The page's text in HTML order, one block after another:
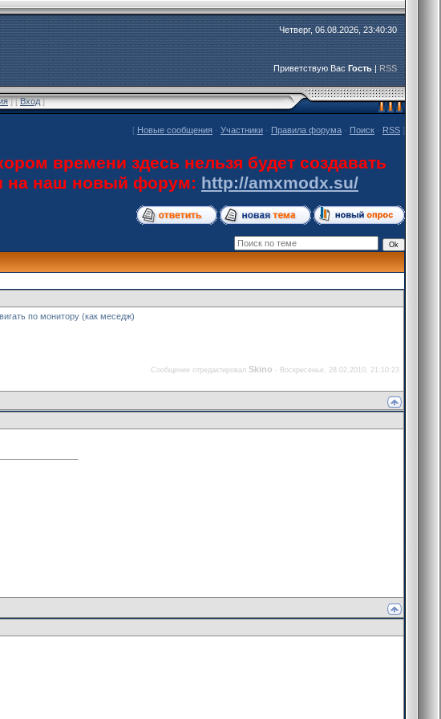
Четверг, 06.08.2026, 23:40:30
Приветствую Вас Гость|RSS
] [Вход]
[ Новые сообщения · Участники · Правила форума · Поиск · RSS ]
времени здесь нельзя будет создавать
на наш новый форум: http://amxmodx.su/
по монитору (как меседж)
Сообщение отредактировал Skino - Воскресенье, 28.02.2010, 21:10:23